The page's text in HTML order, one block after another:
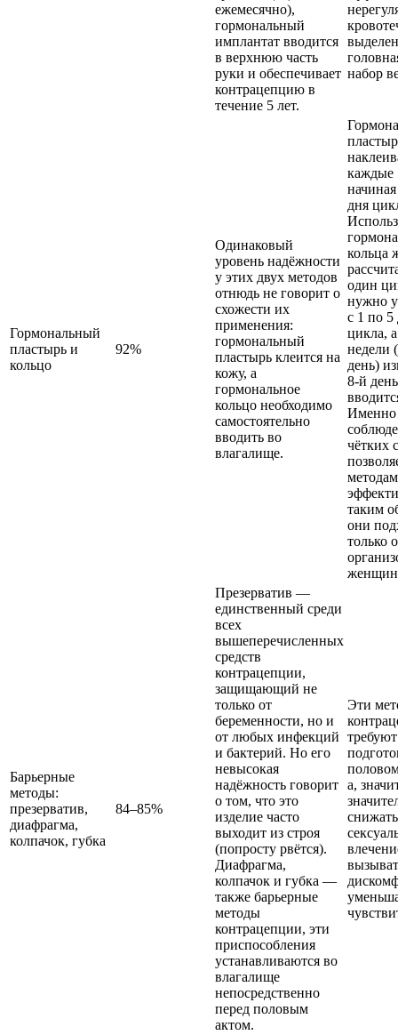
ежемесячно),
гормональный
имплантат вводится
в верхнюю часть
руки и обеспечивает
контрацепцию в
течение 5 лет.
набор
Гормональный
пластырь и
кольцо
92%
Одинаковый
уровень надёжности
у этих двух методов
отнюдь не говорит о
схожести их
применения:
гормональный
пластырь клеится на
кожу, а
гормональное
кольцо необходимо
самостоятельно
вводить во
влагалище.
каждые
дня
кольца
один
нужно
с 1 по 5
цикла,
недели
день)
8-й
Именно
чётких
таким
они
только
Барьерные
методы:
презерватив,
диафрагма,
колпачок, губка
84–85%
Презерватив —
единственный среди
всех
вышеперечисленных
средств
контрацепции,
защищающий не
только от
беременности, но и
от любых инфекций
и бактерий. Но его
невысокая
надёжность говорит
о том, что это
изделие часто
выходит из строя
(попросту рвётся).
Диафрагма,
колпачок и губка —
также барьерные
методы
контрацепции, эти
приспособления
устанавливаются во
влагалище
непосредственно
перед половым
актом.
Эти
требуют
а,
снижать